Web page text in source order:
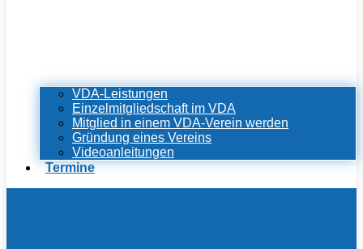
VDA-Leistungen
Einzelmitgliedschaft im VDA
Mitglied in einem VDA-Verein werden
Gründung eines Vereins
Videoanleitungen
Termine